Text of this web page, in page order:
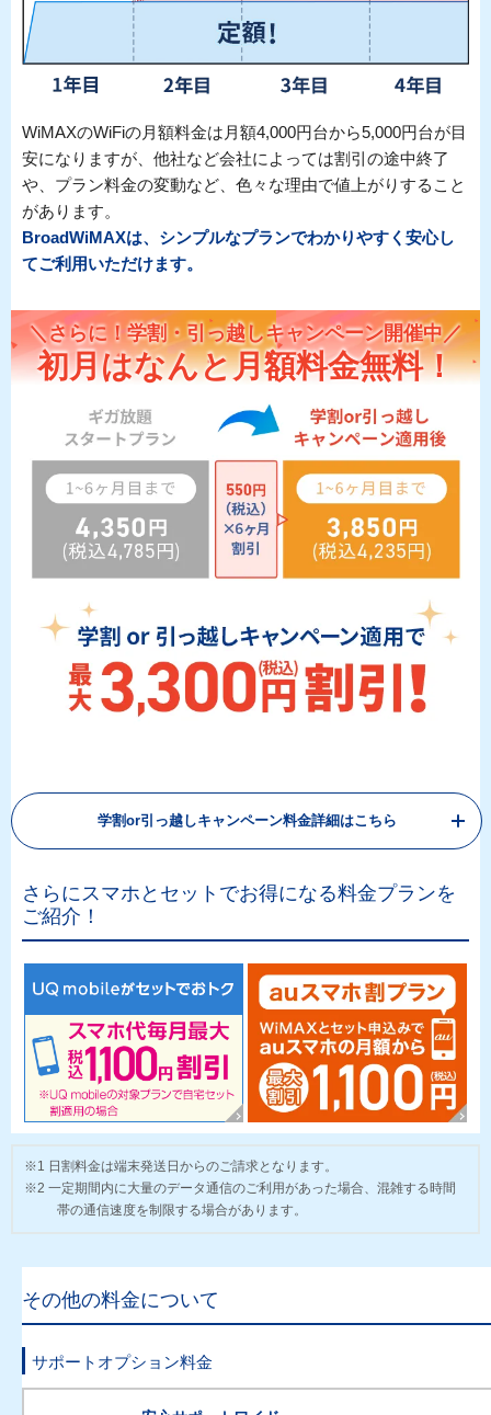
WiMAXのWiFiの月額料金は月額4,000円台から5,000円台が目
安になりますが、他社など会社によっては割引の途中終了
や、プラン料金の変動など、色々な理由で値上がりすること
があります。
BroadWiMAXは、シンプルなプランでわかりやすく安心し
てご利用いただけます。
＼さらに！学割・引っ越しキャンペーン開催中／
初月はなんと月額料金無料！
学割or引っ越しキャンペーン料金詳細はこちら
さらにスマホとセットでお得になる料金プランを
ご紹介！
※1 日割料金は端末発送日からのご請求となります。
※2 一定期間内に大量のデータ通信のご利用があった場合、混雑する時間
帯の通信速度を制限する場合があります。
その他の料金について
サポートオプション料金